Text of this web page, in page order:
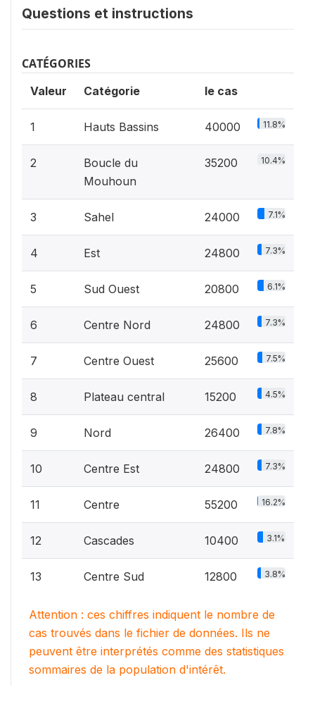
Questions et instructions
CATÉGORIES
Valeur Catégorie le cas
1 Hauts Bassins 40000 11.8%
2
Boucle du
Mouhoun
35200 10.4%
3 Sahel 24000 7.1%
4 Est 24800 7.3%
5 Sud Ouest 20800 6.1%
6 Centre Nord 24800 7.3%
7 Centre Ouest 25600 7.5%
8 Plateau central 15200 4.5%
9 Nord 26400 7.8%
10 Centre Est 24800 7.3%
11 Centre 55200 16.2%
12 Cascades 10400 3.1%
13 Centre Sud 12800 3.8%
Attention : ces chiffres indiquent le nombre de
cas trouvés dans le fichier de données. Ils ne
peuvent être interprétés comme des statistiques
sommaires de la population d'intérêt.